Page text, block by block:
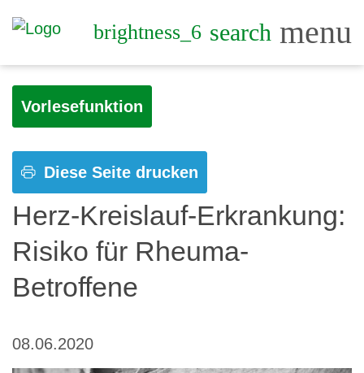
brightness_6 search menu
Vorlesefunktion
Diese Seite drucken
Herz-Kreislauf-Erkrankung:
Risiko für Rheuma-
Betroffene
08.06.2020